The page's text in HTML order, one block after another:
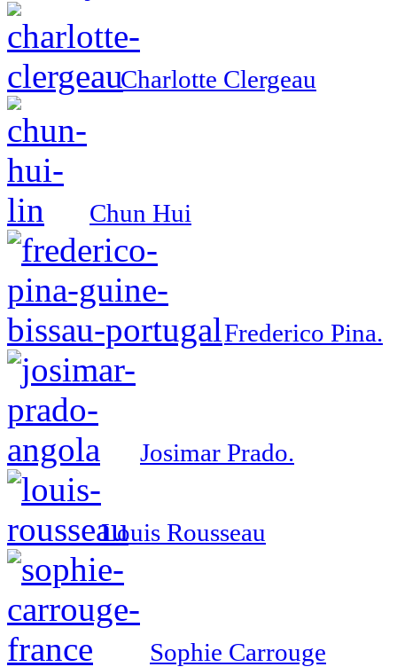
Charlotte Clergeau
Chun Hui
Frederico Pina.
Josimar Prado.
Louis Rousseau
Sophie Carrouge